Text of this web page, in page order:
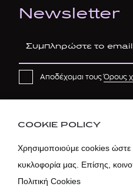
Newsletter
Αποδέχομαι τουςΌρους
COOKIE POLICY
Χρησιμοποιούμε cookies ώστε
κυκλοφορία μας. Επίσης,
Πολιτική Cookies